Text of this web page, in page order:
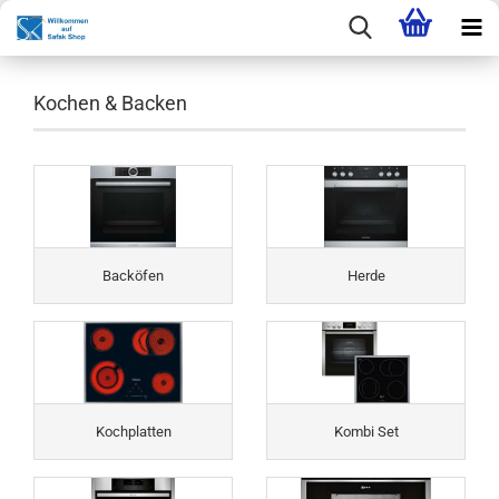
Kochen & Backen
Backöfen Herde
Kochplatten Kombi Set